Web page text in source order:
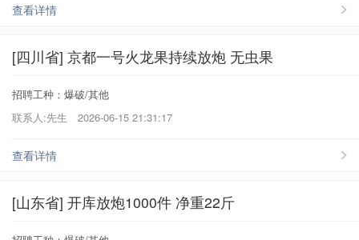
查看详情
[四川省] 京都一号火龙果持续放炮 无虫果
招聘工种：爆破/其他
联系人:先生
2026-06-15 21:31:17
查看详情
[山东省] 开库放炮1000件 净重22斤